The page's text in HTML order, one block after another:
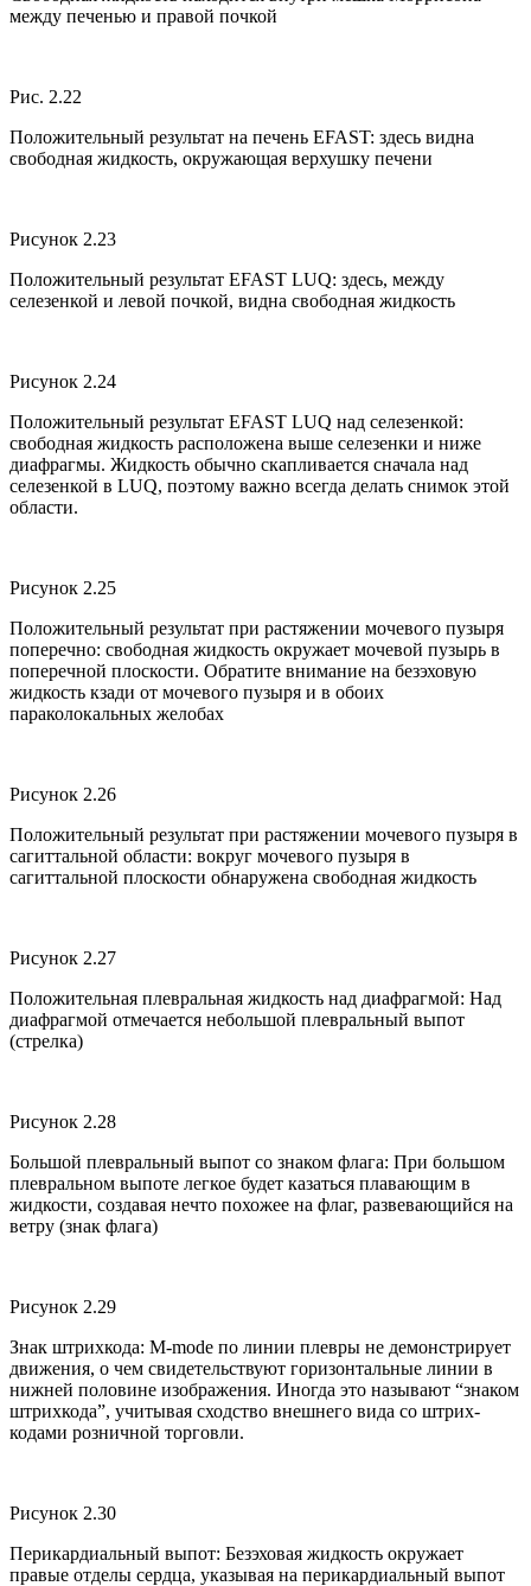
между печенью и правой почкой
Рис. 2.22
Положительный результат на печень EFAST: здесь видна
свободная жидкость, окружающая верхушку печени
Рисунок 2.23
Положительный результат EFAST LUQ: здесь, между
селезенкой и левой почкой, видна свободная жидкость
Рисунок 2.24
Положительный результат EFAST LUQ над селезенкой:
свободная жидкость расположена выше селезенки и ниже
диафрагмы. Жидкость обычно скапливается сначала над
селезенкой в LUQ, поэтому важно всегда делать снимок этой
области.
Рисунок 2.25
Положительный результат при растяжении мочевого пузыря
поперечно: свободная жидкость окружает мочевой пузырь в
поперечной плоскости. Обратите внимание на безэховую
жидкость кзади от мочевого пузыря и в обоих
параколокальных желобах
Рисунок 2.26
Положительный результат при растяжении мочевого пузыря в
сагиттальной области: вокруг мочевого пузыря в
сагиттальной плоскости обнаружена свободная жидкость
Рисунок 2.27
Положительная плевральная жидкость над диафрагмой: Над
диафрагмой отмечается небольшой плевральный выпот
(стрелка)
Рисунок 2.28
Большой плевральный выпот со знаком флага: При большом
плевральном выпоте легкое будет казаться плавающим в
жидкости, создавая нечто похожее на флаг, развевающийся на
ветру (знак флага)
Рисунок 2.29
Знак штрихкода: M-mode по линии плевры не демонстрирует
движения, о чем свидетельствуют горизонтальные линии в
нижней половине изображения. Иногда это называют “знаком
штрихкода”, учитывая сходство внешнего вида со штрих-
кодами розничной торговли.
Рисунок 2.30
Перикардиальный выпот: Безэховая жидкость окружает
правые отделы сердца, указывая на перикардиальный выпот